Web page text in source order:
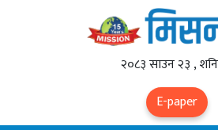
२०८३ साउन २३ ,
E-paper